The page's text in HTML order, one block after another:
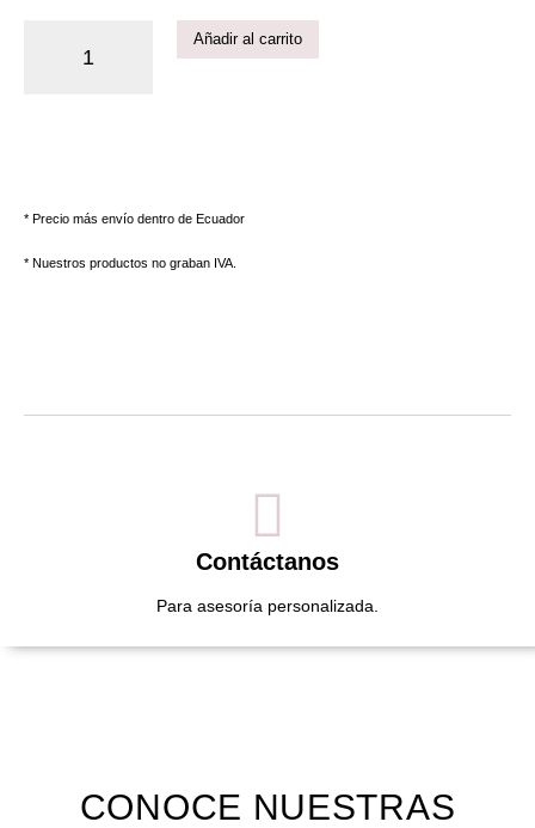
Añadir al carrito
* Precio más envío dentro de Ecuador
* Nuestros productos no graban IVA.
Contáctanos
Para asesoría personalizada.
CONOCE NUESTRAS